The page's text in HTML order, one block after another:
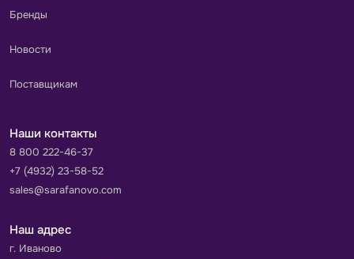
Бренды
Новости
Поставщикам
Наши контакты
8 800 222-46-37
+7 (4932) 23-58-52
sales@sarafanovo.com
Наш адрес
г. Иваново